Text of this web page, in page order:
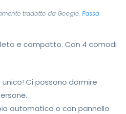
tradotto da Google. Passa
e compatto. Con 4 comodi
Ci possono dormire
automatico o con pannello